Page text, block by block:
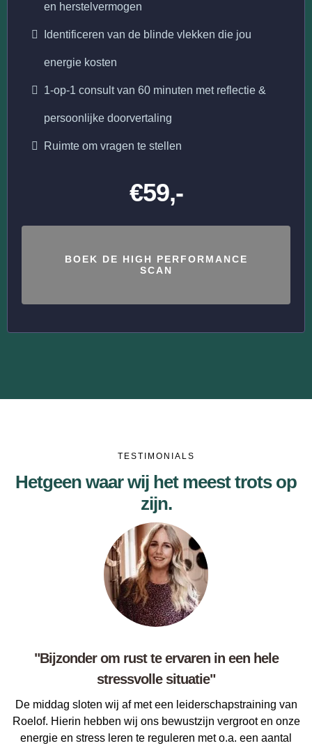
en herstelvermogen
Identificeren van de blinde vlekken die jou
energie kosten
1-op-1 consult van 60 minuten met reflectie &
persoonlijke doorvertaling
Ruimte om vragen te stellen
€59,-
BOEK DE HIGH PERFORMANCE
SCAN
TESTIMONIALS
Hetgeen waar wij het meest trots op
zijn.
"Bijzonder om rust te ervaren in een hele
stressvolle situatie"
De middag sloten wij af met een leiderschapstraining van
Roelof. Hierin hebben wij ons bewustzijn vergroot en onze
energie en stress leren te reguleren met o.a. een aantal